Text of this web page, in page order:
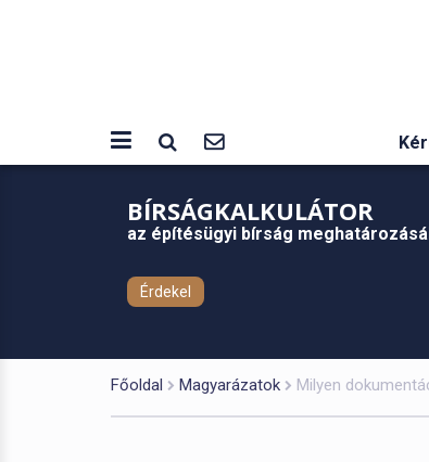
BÍRSÁGKALKULÁTOR
az építésügyi bírság
Érdekel
Főoldal Magyarázatok Milyen